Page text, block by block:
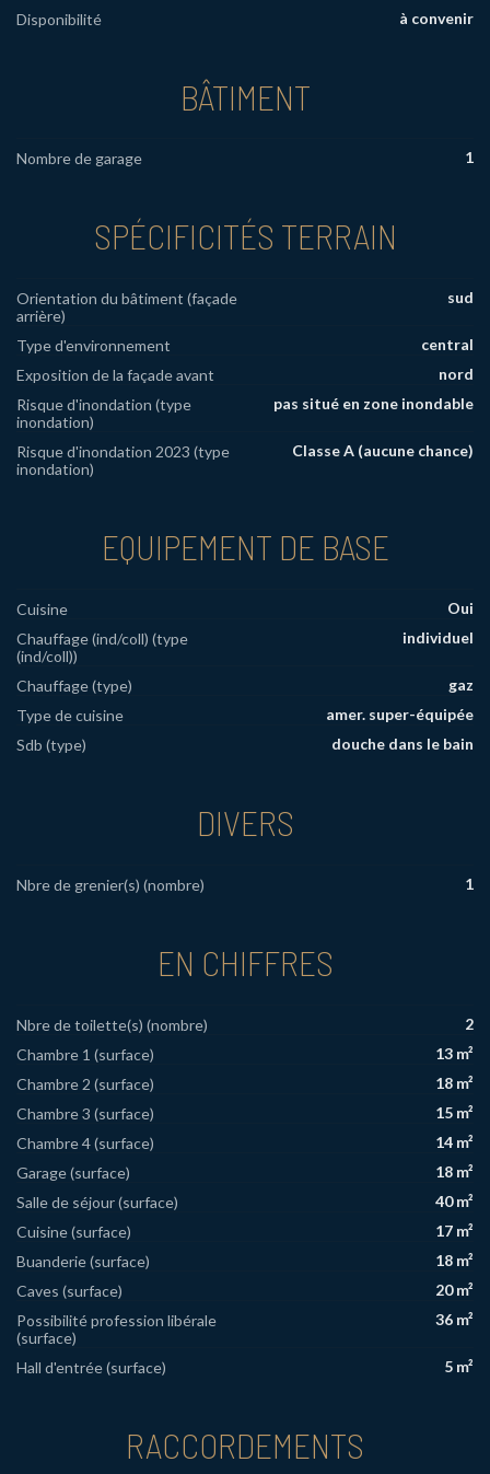
Disponibilité à convenir
BÂTIMENT
Nombre de garage 1
SPÉCIFICITÉS TERRAIN
Orientation du bâtiment (façade
arrière)
sud
Type d'environnement
central
Exposition de la façade avant
nord
Risque d'inondation (type
inondation)
pas situé en zone inondable
Risque d'inondation 2023 (type
inondation)
Classe A (aucune chance)
EQUIPEMENT DE BASE
Cuisine
Oui
Chauffage (ind/coll) (type
(ind/coll))
individuel
Chauffage (type)
gaz
Type de cuisine
amer. super-équipée
Sdb (type)
douche dans le bain
DIVERS
Nbre de grenier(s) (nombre) 1
EN CHIFFRES
Nbre de toilette(s) (nombre)
2
Chambre 1 (surface)
13 m²
Chambre 2 (surface)
18 m²
Chambre 3 (surface)
15 m²
Chambre 4 (surface)
14 m²
Garage (surface)
18 m²
Salle de séjour (surface)
40 m²
Cuisine (surface)
17 m²
Buanderie (surface)
18 m²
Caves (surface)
20 m²
Possibilité profession libérale
(surface)
36 m²
Hall d'entrée (surface) 5 m²
RACCORDEMENTS